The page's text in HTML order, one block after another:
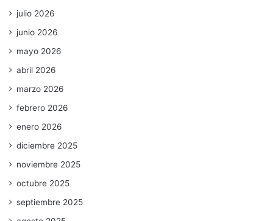
julio 2026
junio 2026
mayo 2026
abril 2026
marzo 2026
febrero 2026
enero 2026
diciembre 2025
noviembre 2025
octubre 2025
septiembre 2025